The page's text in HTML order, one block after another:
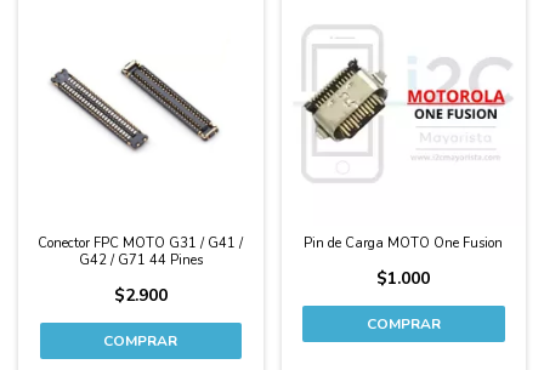
Conector FPC MOTO G31 / G41 /
G42 / G71 44 Pines
$2.900
Pin de Carga MOTO One Fusion
$1.000